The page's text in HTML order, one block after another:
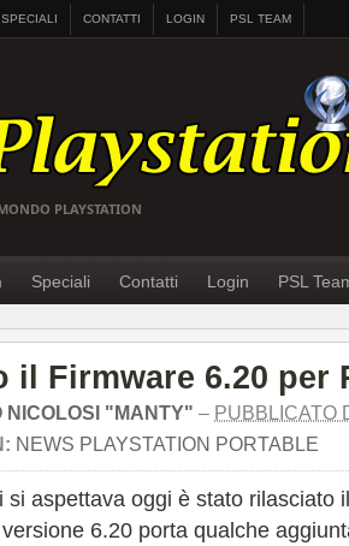
SPECIALI CONTATTI LOGIN PSL TEAM
PLAYSTATION
Speciali Contatti Login PSL
il Firmware 6.20 per
NICOLOSI "MANTY" – PUBBLICATO
NEWS PLAYSTATION PORTABLE
si aspettava oggi è stato rilasciato
6.20 porta qualche